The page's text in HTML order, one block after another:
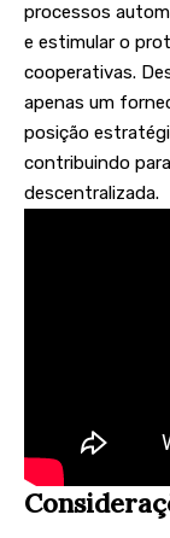
processos
e estimular o
cooperativas.
apenas um
posição
contribuindo
descentralizada.